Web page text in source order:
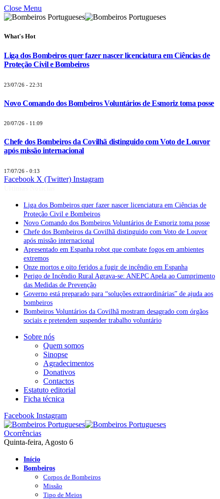
Close Menu
What's Hot
Liga dos Bombeiros quer fazer nascer licenciatura em Ciências de
Proteção Civil e Bombeiros
23/07/26 - 22:31
Novo Comando dos Bombeiros Voluntários de Esmoriz toma posse
20/07/26 - 11:09
Chefe dos Bombeiros da Covilhã distinguido com Voto de Louvor
após missão internacional
17/07/26 - 0:13
Facebook X (Twitter) Instagram
Liga dos Bombeiros quer fazer nascer licenciatura em Ciências de
Proteção Civil e Bombeiros
Novo Comando dos Bombeiros Voluntários de Esmoriz toma posse
Chefe dos Bombeiros da Covilhã distinguido com Voto de Louvor
após missão internacional
Apresentado em Espanha robot que combate fogos em ambientes
extremos
Onze mortos e oito feridos a fugir de incêndio em Espanha
Perigo de Incêndio Rural Agrava-se: ANEPC Apela ao Cumprimento
das Medidas de Prevenção
Governo está preparado para “soluções extraordinárias” de ajuda aos
bombeiros
Bombeiros Voluntários da Covilhã mostram desagrado com órgãos
sociais e pretendem suspender trabalho voluntário
Sobre nós
Quem somos
Sinopse
Agradecimentos
Donativos
Contactos
Estatuto editorial
Ficha técnica
Facebook Instagram
Ocorrências
Quinta-feira, Agosto 6
Início
Bombeiros
Corpos de Bombeiros
Missão
Tipo de Meios